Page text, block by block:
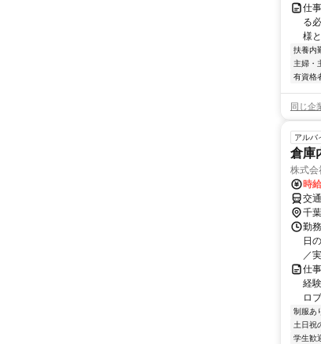
仕
る
様
扶養内
主婦・
有資格
同じ企
アルバ
倉庫
株式会
時
交
千
勤
日
／
仕
経
ロ
制服あ
土日祝
学生歓